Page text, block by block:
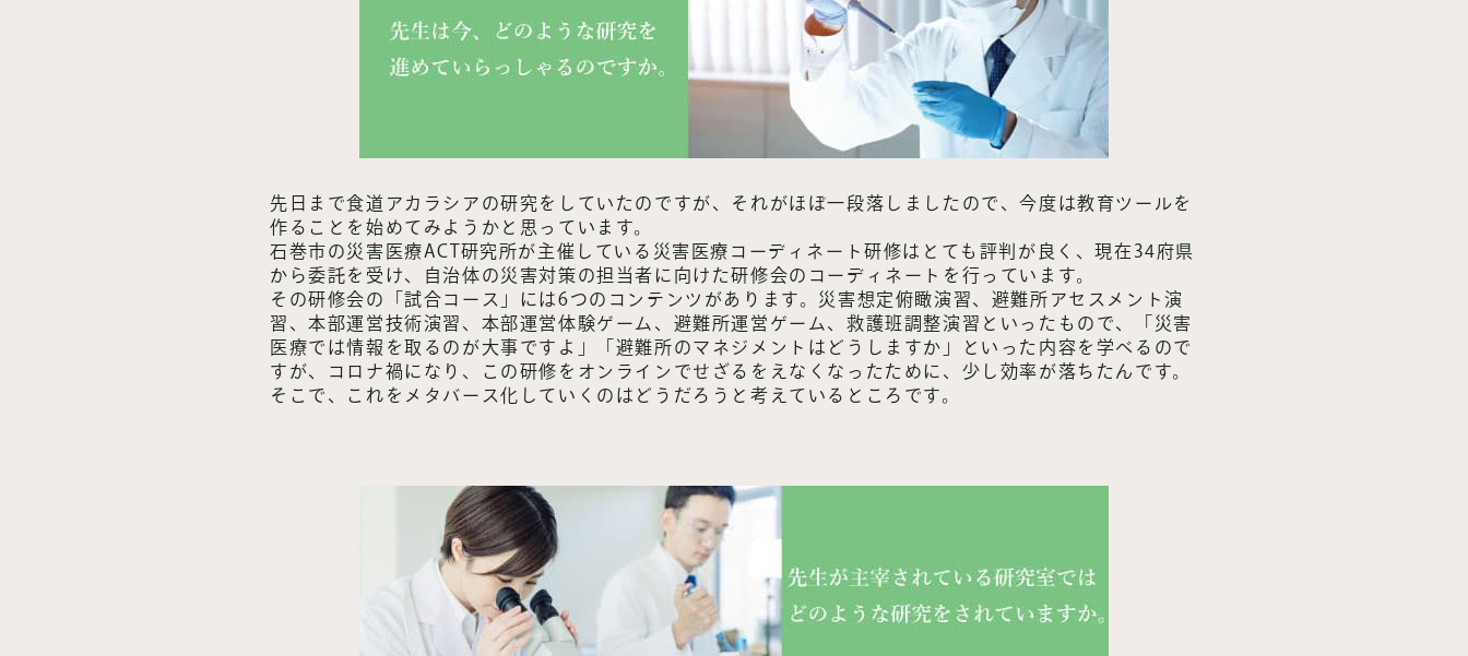
先日まで食道アカラシアの研究をしていたのですが、それがほぼ一段落しましたので、今度は教育ツールを
作ることを始めてみようかと思っています。
石巻市の災害医療ACT研究所が主催している災害医療コーディネート研修はとても評判が良く、現在34府県
から委託を受け、自治体の災害対策の担当者に向けた研修会のコーディネートを行っています。
その研修会の「試合コース」には6つのコンテンツがあります。災害想定俯瞰演習、避難所アセスメント演
習、本部運営技術演習、本部運営体験ゲーム、避難所運営ゲーム、救護班調整演習といったもので、「災害
医療では情報を取るのが大事ですよ」「避難所のマネジメントはどうしますか」といった内容を学べるので
すが、コロナ禍になり、この研修をオンラインでせざるをえなくなったために、少し効率が落ちたんです。
そこで、これをメタバース化していくのはどうだろうと考えているところです。